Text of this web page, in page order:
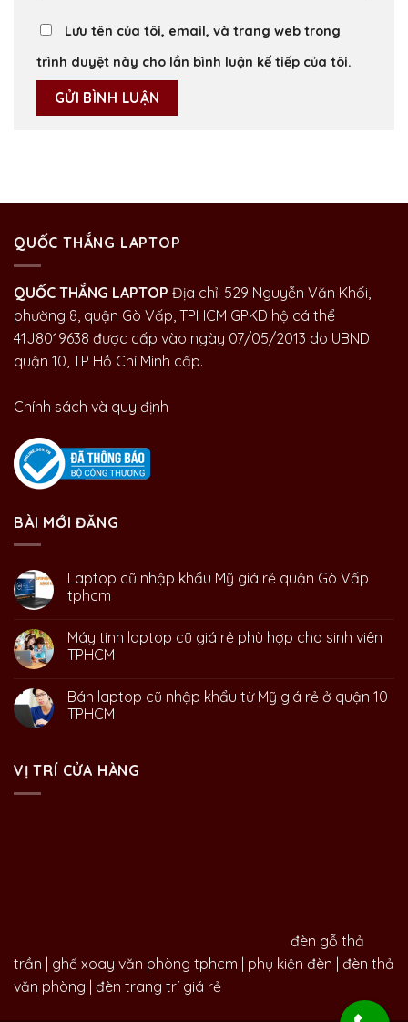
Lưu tên của tôi, email, và trang web trong
trình duyệt này cho lần bình luận kế tiếp của tôi.
QUỐC THẮNG LAPTOP
QUỐC THẮNG LAPTOP Địa chỉ: 529 Nguyễn Văn Khối,
phường 8, quận Gò Vấp, TPHCM GPKD hộ cá thể
41J8019638 được cấp vào ngày 07/05/2013 do UBND
quận 10, TP Hồ Chí Minh cấp.
Chính sách và quy định
BÀI MỚI ĐĂNG
Laptop cũ nhập khẩu Mỹ giá rẻ quận Gò Vấp
tphcm
Máy tính laptop cũ giá rẻ phù hợp cho sinh viên
TPHCM
Bán laptop cũ nhập khẩu từ Mỹ giá rẻ ở quận 10
TPHCM
VỊ TRÍ CỬA HÀNG
đèn gỗ thả
trần | ghế xoay văn phòng tphcm | phụ kiện đèn | đèn thả
văn phòng | đèn trang trí giá rẻ